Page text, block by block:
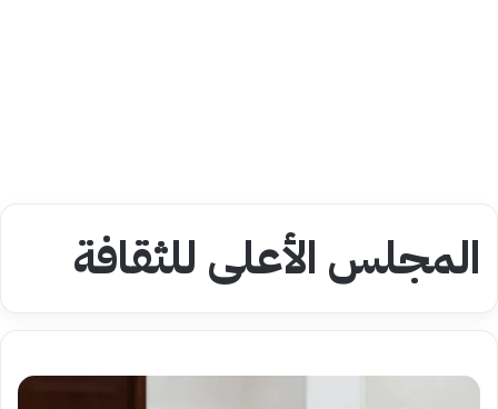
المجلس الأعلى للثقافة